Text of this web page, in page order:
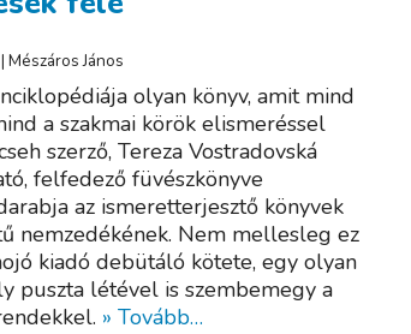
Mészáros János
olyan könyv, amit mind
a szakmai körök elismeréssel
szerző, Tereza Vostradovská
felfedező füvészkönyve
az ismeretterjesztő könyvek
nemzedékének. Nem mellesleg ez
kiadó debütáló kötete, egy olyan
puszta létével is szembemegy a
» Tovább…